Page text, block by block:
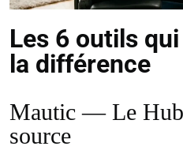
Les 6 outils
la différence
Mautic — Le
source